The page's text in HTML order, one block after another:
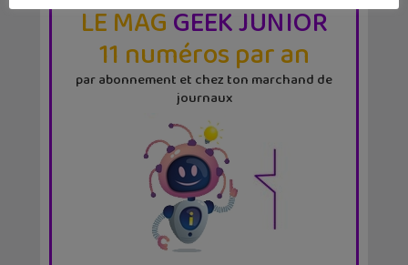
LE MAGGEEK JUNIOR
11 numéros par an
par abonnement et chez ton marchand de
journaux